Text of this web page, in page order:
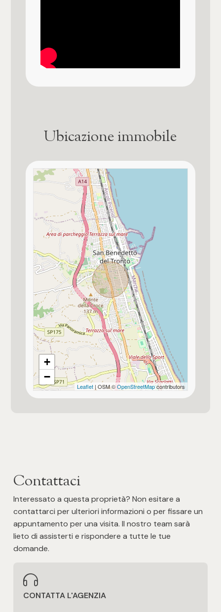
Ubicazione immobile
+
−
Leaflet| OSM ©OpenStreetMapcontributors
Contattaci
Interessato a questa proprietà? Non esitare a
contattarci per ulteriori informazioni o per fissare un
appuntamento per una visita. Il nostro team sarà
lieto di assisterti e rispondere a tutte le tue
domande.
CONTATTA L'AGENZIA